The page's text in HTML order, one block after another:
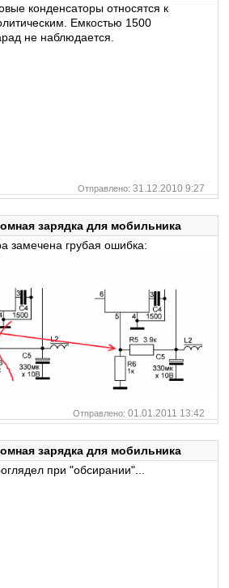
конденсаторы относятся к
Емкостью 1500
не наблюдается.
Отправлено: 31.12.2010 9:27
зарядка для мобильника
замечена грубая ошибка:
Отправлено: 01.01.2011 13:42
зарядка для мобильника
при "обсирании"...